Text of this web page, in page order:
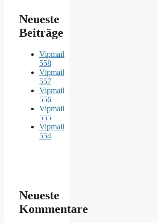
Neueste
Beiträge
Vipmail
558
Vipmail
557
Vipmail
556
Vipmail
555
Vipmail
554
Neueste
Kommentare